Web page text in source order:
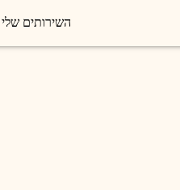
השירותים שלי